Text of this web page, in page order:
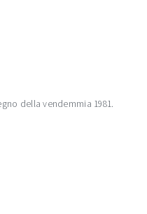
della vendemmia 1981.